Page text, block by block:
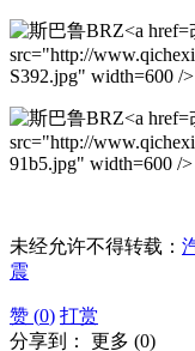
src="http://
S392.jpg" width=600 />
src="http://
91b5.jpg" width=600 />
未经允许不得转载：
震
赞 (0) 打赏
分享到： 更多 (0)